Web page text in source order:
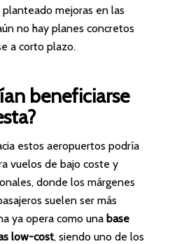
mejoras en las
no hay planes concretos
a corto plazo.
beneficiarse
estos aeropuertos podría
vuelos de bajo coste y
donde los márgenes
suelen ser más
ya opera como una base
low-cost, siendo uno de los